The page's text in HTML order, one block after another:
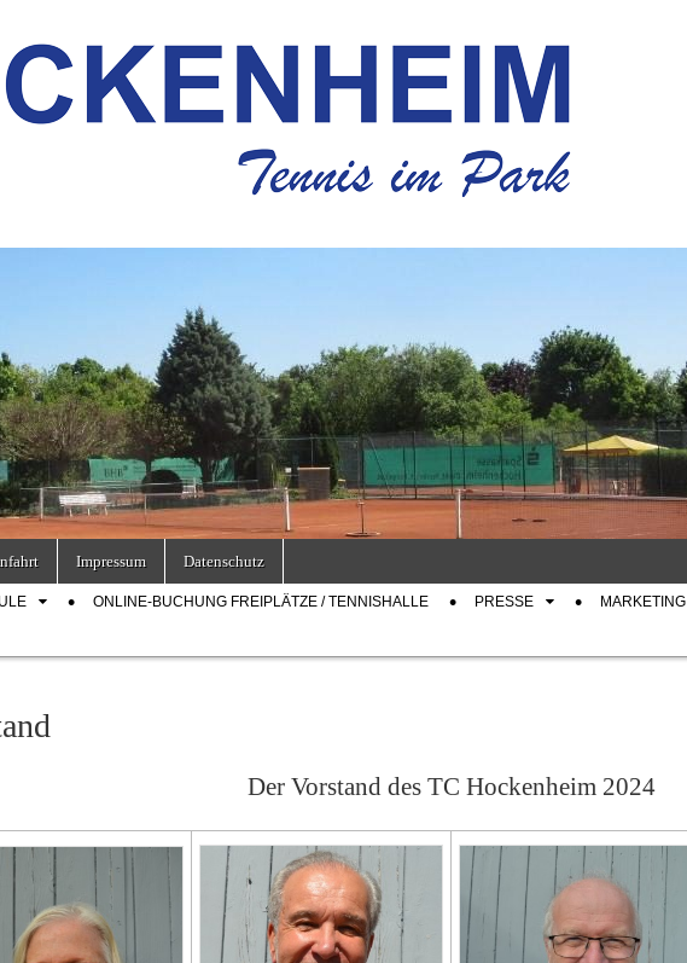
Impressum Datenschutz
ONLINE-BUCHUNG FREIPLÄTZE / TENNISHALLE PRESSE MARKETING
Der Vorstand des TC Hockenheim 2024